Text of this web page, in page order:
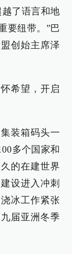
了语言和地
要纽带。”巴
创始主席泽
希望，开启
装箱码头一
多个国家和
的在建世界
设进入冲刺
冰工作紧张
届亚洲冬季